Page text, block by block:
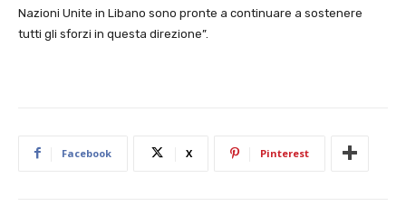
Nazioni Unite in Libano sono pronte a continuare a sostenere
tutti gli sforzi in questa direzione”.
Facebook X Pinterest